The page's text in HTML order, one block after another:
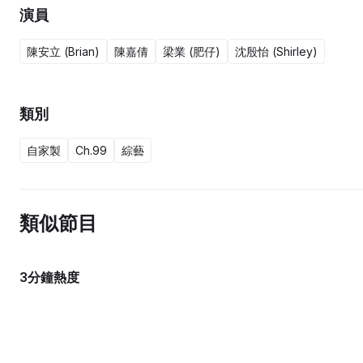
演員
陳安立 (Brian) 陳嘉倩 梁業 (肥仔) 沈殷怡 (Shirley)
類別
自家製 Ch.99 綜藝
類似節目
3分鐘熱度